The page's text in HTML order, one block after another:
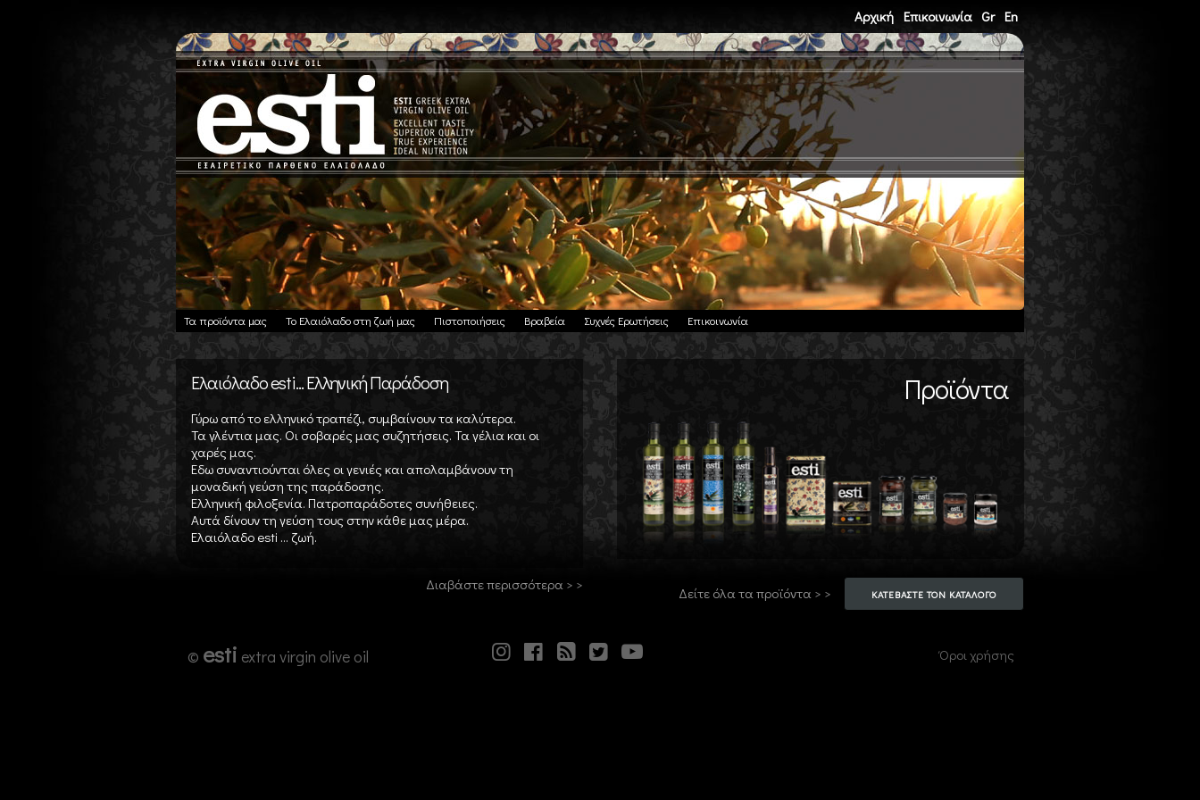
Αρχική Επικοινωνία Gr En
Τα προϊόντα μας Το Ελαιόλαδο στη ζωή μας Πιστοποιήσεις Βραβεία Συχνές Ερωτήσεις Επικοινωνία
Ελαιόλαδο esti... Ελληνική Παράδοση
Γύρω από το ελληνικό τραπέζι, συμβαίνουν τα καλύτερα.
Τα γλέντια μας. Οι σοβαρές μας συζητήσεις. Τα γέλια και οι
χαρές μας.
Εδω συναντιούνται όλες οι γενιές και απολαμβάνουν τη
μοναδική γεύση της παράδοσης.
Ελληνική φιλοξενία. Πατροπαράδοτες συνήθειες.
Αυτά δίνουν τη γεύση τους στην κάθε μας μέρα.
Ελαιόλαδο esti ... ζωή.
Προϊόντα
Διαβάστε περισσότερα > > Δείτε όλα τα προϊόντα > > ΚΑΤΕΒΑΣΤΕ ΤΟΝ ΚΑΤΑΛΟΓΟ
© esti extra virgin olive oil Όροι χρήσης